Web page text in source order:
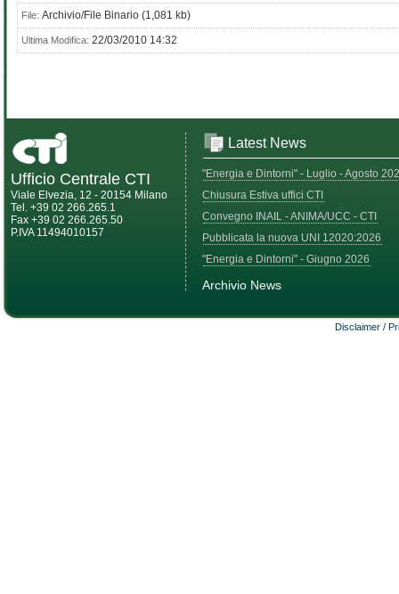
File: Archivio/File Binario (1,081 kb)
Ultima Modifica: 22/03/2010 14:32
Ufficio Centrale CTI
Viale Elvezia, 12 - 20154 Milano
Tel. +39 02 266.265.1
Fax +39 02 266.265.50
P.IVA 11494010157
Latest News
"Energia e Dintorni" - Luglio - Agosto
Chiusura Estiva uffici CTI
Convegno INAIL - ANIMA/UCC - CTI
Pubblicata la nuova UNI 12020:2026
"Energia e Dintorni" - Giugno 2026
Archivio News
Disclaimer /